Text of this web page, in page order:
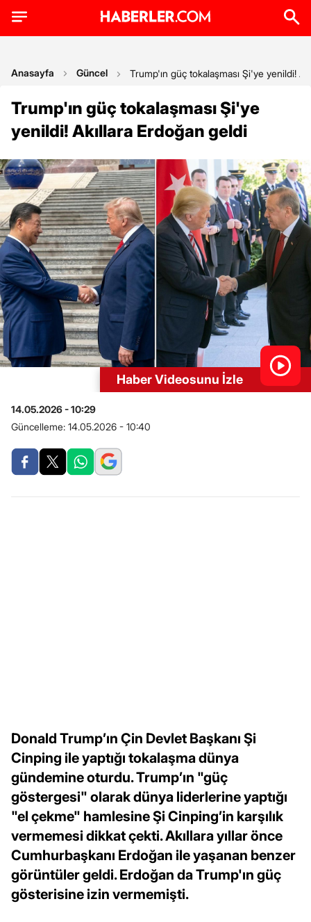
Anasayfa Güncel Trump'ın güç tokalaşması Şi'ye yenildi!
Trump'ın güç tokalaşması Şi'ye
yenildi! Akıllara Erdoğan geldi
Haber Videosunu İzle
14.05.2026 - 10:29
Güncelleme: 14.05.2026 - 10:40
Donald Trump’ın Çin Devlet Başkanı Şi
Cinping ile yaptığı tokalaşma dünya
gündemine oturdu. Trump’ın "güç
göstergesi" olarak dünya liderlerine yaptığı
"el çekme" hamlesine Şi Cinping’in karşılık
vermemesi dikkat çekti. Akıllara yıllar önce
Cumhurbaşkanı Erdoğan ile yaşanan benzer
görüntüler geldi. Erdoğan da Trump'ın güç
gösterisine izin vermemişti.